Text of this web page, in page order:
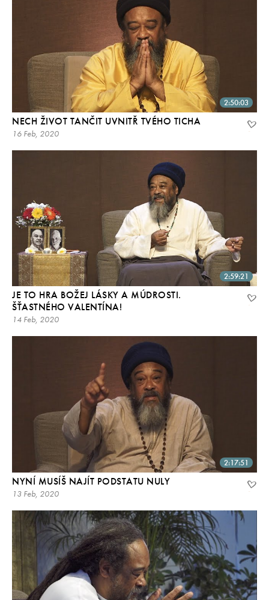
2:50:03
NECH ŽIVOT TANČIT UVNITŘ TVÉHO TICHA
16 Feb, 2020
2:59:21
JE TO HRA BOŽEJ LÁSKY A MÚDROSTI.
ŠŤASTNÉHO VALENTÍNA!
14 Feb, 2020
2:17:51
NYNÍ MUSÍŠ NAJÍT PODSTATU NULY
13 Feb, 2020